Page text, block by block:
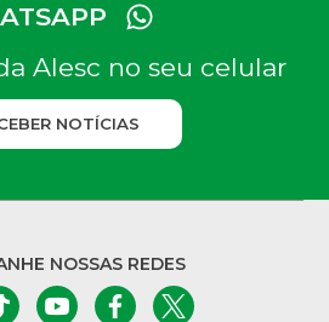
Alesc no seu celular
NOTÍCIAS
NOSSAS REDES